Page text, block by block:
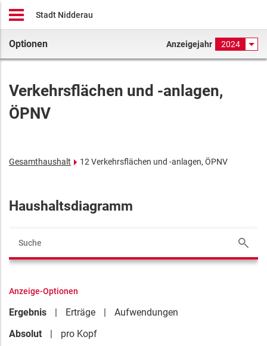
Stadt Nidderau
Optionen Anzeigejahr 2024
Verkehrsflächen und -anlagen,
ÖPNV
Gesamthaushalt 12 Verkehrsflächen und -anlagen, ÖPNV
Haushaltsdiagramm
Anzeige-Optionen
Ergebnis Erträge
Aufwendungen
Absolut
pro Kopf